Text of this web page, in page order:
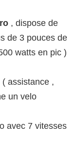
, dispose de
de 3 pouces de
watts en pic )
assistance ,
un velo
avec 7 vitesses